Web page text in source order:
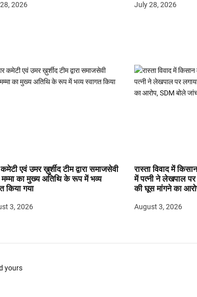
2026 July 28, 2026
एवं उमर ख़ुर्शीद टीम द्वारा समाजसेवी
का मुख्य अतिथि के रूप में भव्य
किया गया
3, 2026
रास्ता विवाद में
में पत्नी ने लेखपाल
की घूस मांगने का
August 3, 2026
yours